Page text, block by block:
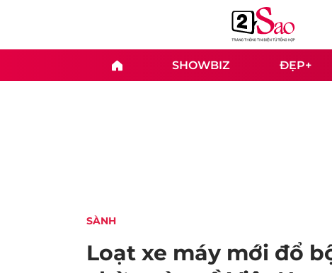
SHOWBIZ ĐẸP+
SÀNH
Loạt xe máy mới đổ